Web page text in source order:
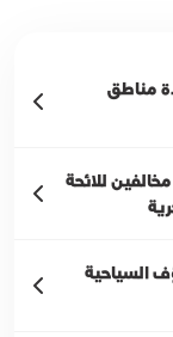
مناطق
للائحة
السياحية